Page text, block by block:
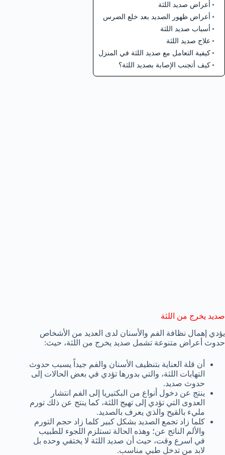
أعراض صديد اللثة
أعراض ظهور الصديد بعد خلع الضرس
أسباب صديد اللثة
علاج صديد اللثة
كيفية التعامل مع صديد اللثة في المنزل
كيف أتجنب الإصابة بصديد اللثة؟
صديد يخرج من اللثة
يؤدي إهمال نظافة الفم والأسنان لدى العديد من الأشخاص
حدوث أعراض متنوعة تشمل صديد يخرج من اللثة، حيث:
أن قلة العناية بتنظيف الأسنان والفم جيداً يسبب حدوث
التهابات اللثة، والتي بدورها تؤدي في بعض الحالات إلى
حدوث صديد.
ينتج عن دخول أنواع من البكتيريا إلى الفم انتشار
العدوى التي تؤدي إلى تهيج اللثة، كما ينتج عن ذلك تورم
مليء بالقيح والذي يعرف بالصديد.
كلما زاد تجمع الصديد بشكل كبير كلما زاد حجم التورم
والألم الناتج عن؛ وهذه الحالة تستلزم اللجوء للطبيب
في اسرع وقت، حيث أن صديد اللثة لا يختفي وحده بل
لابد من تدخل طبي مناسب.